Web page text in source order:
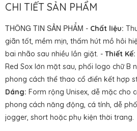
CHI TIẾT SẢN PHẨM
THÔNG TIN SẢN PHẨM - Chất liệu:
giãn tốt, mềm mịn, thấm hút mồ hôi
bai nhão sau nhiều lần giặt. - Thiết Kế:
Red Sox lớn mặt sau, phối logo chữ B
phong cách thể thao cổ điển kết hợp
Dáng: Form rộng Unisex, dễ mặc cho
phong cách năng động, cá tính, dễ
jogger, short hoặc phụ kiện thời trang.